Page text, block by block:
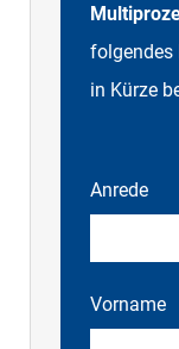
folgendes
in Kürze
Anrede
Vorname